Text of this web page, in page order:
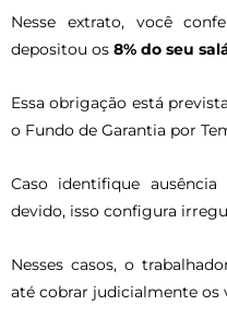
Nesse extrato, você
depositou os 8% do seu
Essa obrigação está
o Fundo de Garantia por
Caso identifique
devido, isso configura
Nesses casos, o
até cobrar judicialmente os